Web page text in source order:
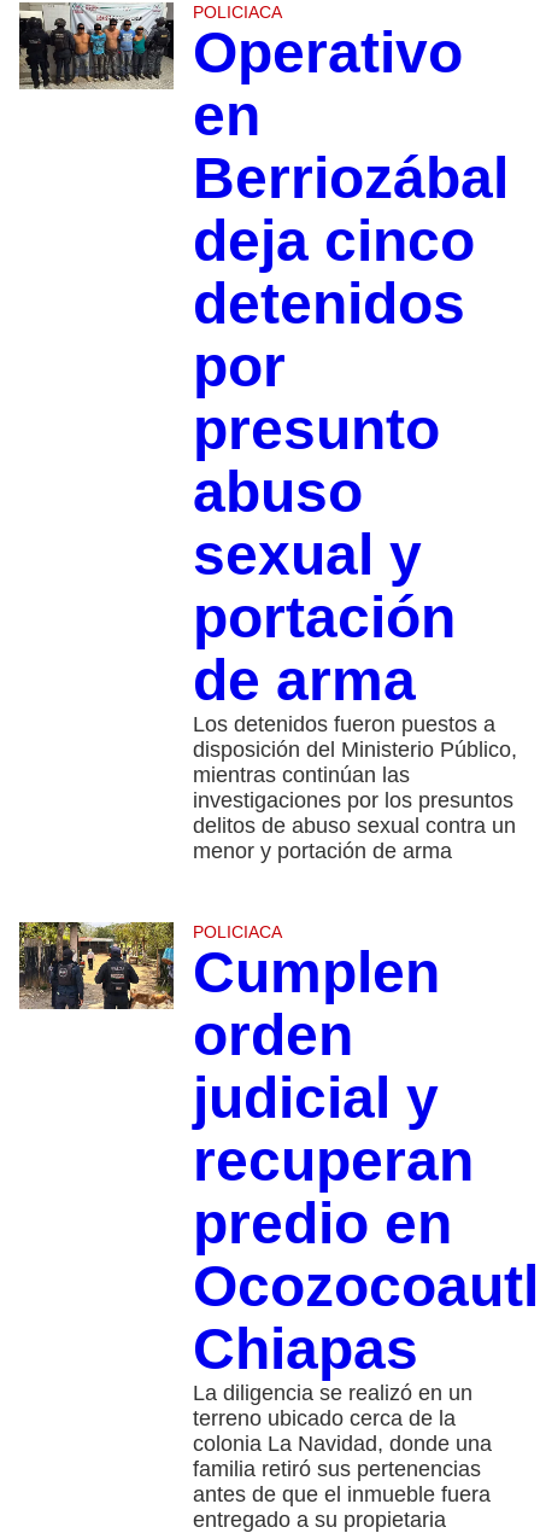
POLICIACA
Operativo
en
Berriozábal
deja cinco
detenidos
por
presunto
abuso
sexual y
portación
de arma
Los detenidos fueron puestos a
disposición del Ministerio Público,
mientras continúan las
investigaciones por los presuntos
delitos de abuso sexual contra un
menor y portación de arma
POLICIACA
Cumplen
orden
judicial y
recuperan
predio en
Chiapas
La diligencia se realizó en un
terreno ubicado cerca de la
colonia La Navidad, donde una
familia retiró sus pertenencias
antes de que el inmueble fuera
entregado a su propietaria